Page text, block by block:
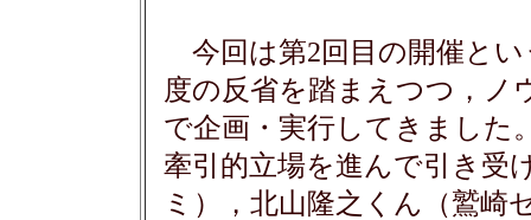
今回は第2回目の開催とい
度の反省を踏まえつつ，ノ
で企画・実行してきました
牽引的立場を進んで引き受
ミ），北山隆之くん（鷲崎